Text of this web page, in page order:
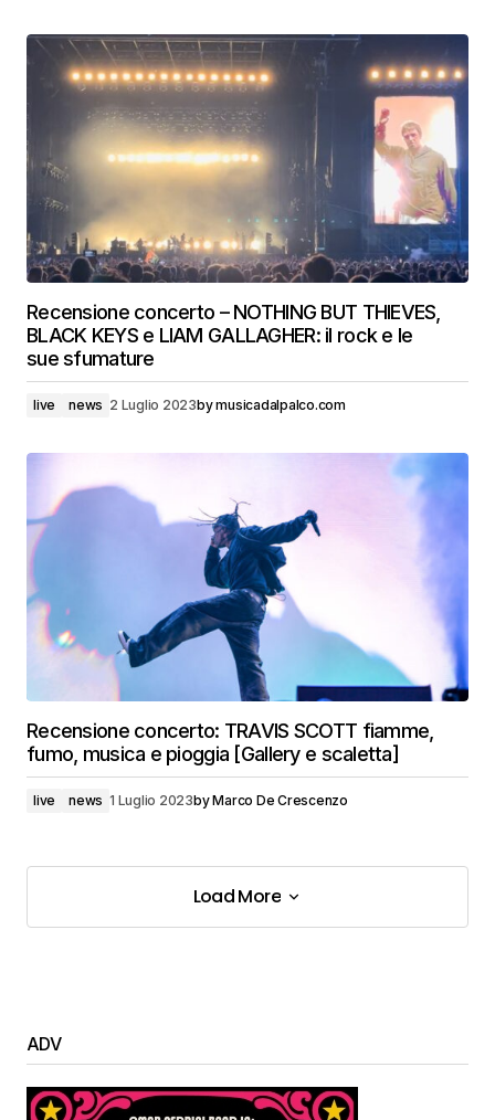
Recensione concerto – NOTHING BUT THIEVES,
BLACK KEYS e LIAM GALLAGHER: il rock e le
sue sfumature
live news 2 Luglio 2023bymusicadalpalco.com
Recensione concerto: TRAVIS SCOTT fiamme,
fumo, musica e pioggia [Gallery e scaletta]
live news 1 Luglio 2023byMarco De Crescenzo
Load More
Load More
ADV